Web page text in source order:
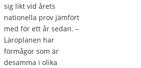
sig likt vid årets
nationella prov jämfört
med för ett år sedan. –
Läroplanen har
förmågor som är
desamma i olika